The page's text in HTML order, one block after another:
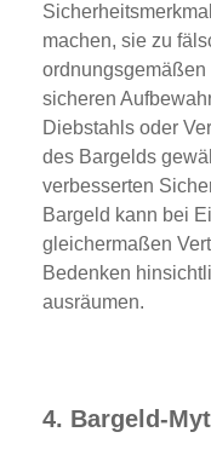
machen, sie zu
sicheren
Diebstahls oder
des Bargelds
verbesserten
Bargeld kann bei
gleichermaßen
Bedenken
ausräumen.
4. Bargeld-